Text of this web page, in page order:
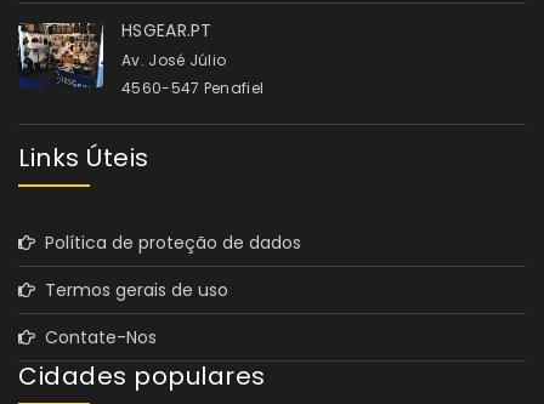
HSGEAR.PT
Av. José Júlio
4560-547 Penafiel
Links Úteis
Política de proteção de dados
Termos gerais de uso
Contate-Nos
Cidades populares